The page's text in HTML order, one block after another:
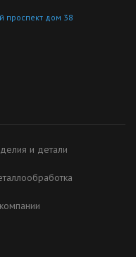
проспект дом 38
и детали